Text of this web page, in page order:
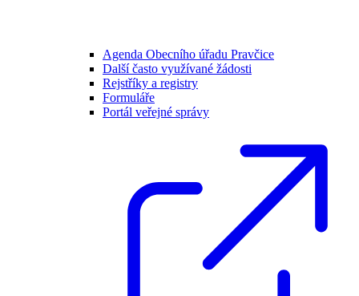
Agenda Obecního úřadu Pravčice
Další často využívané žádosti
Rejstříky a registry
Formuláře
Portál veřejné správy